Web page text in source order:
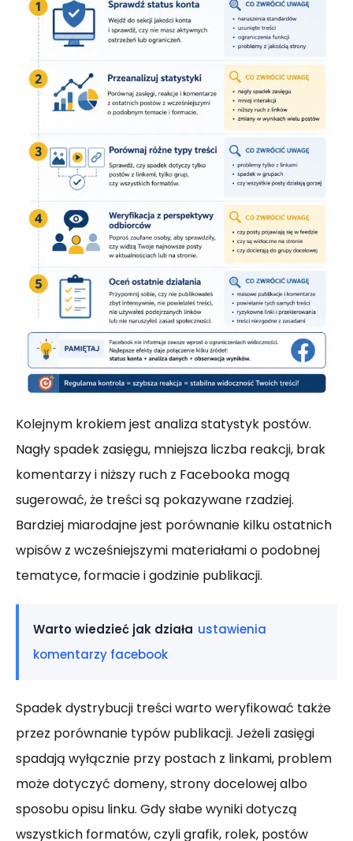
Kolejnym krokiem jest analiza statystyk postów.
Nagły spadek zasięgu, mniejsza liczba reakcji, brak
komentarzy i niższy ruch z Facebooka mogą
sugerować, że treści są pokazywane rzadziej.
Bardziej miarodajne jest porównanie kilku ostatnich
wpisów z wcześniejszymi materiałami o podobnej
tematyce, formacie i godzinie publikacji.
Warto wiedzieć jak działa ustawienia
komentarzy facebook
Spadek dystrybucji treści warto weryfikować także
przez porównanie typów publikacji. Jeżeli zasięgi
spadają wyłącznie przy postach z linkami, problem
może dotyczyć domeny, strony docelowej albo
sposobu opisu linku. Gdy słabe wyniki dotyczą
wszystkich formatów, czyli grafik, rolek, postów